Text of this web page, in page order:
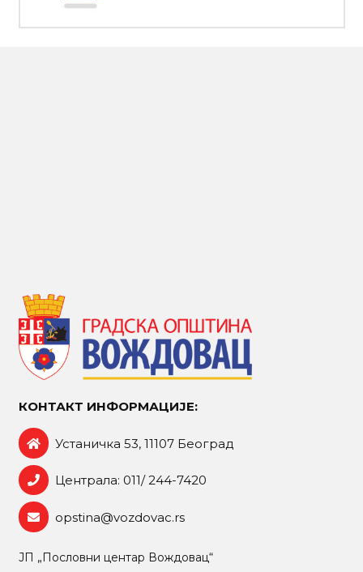
КОНТАКТ ИНФОРМАЦИЈЕ:
Устаничка 53, 11107 Београд
Централа: 011/ 244-7420
opstina@vozdovac.rs
ЈП „Пословни центар Вождовац“